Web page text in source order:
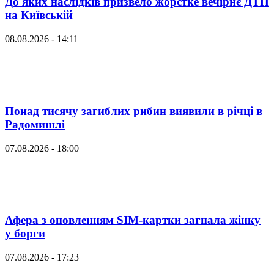
на Київській
08.08.2026 - 14:11
Понад тисячу загиблих рибин виявили в річці в
Радомишлі
07.08.2026 - 18:00
Афера з оновленням SIM-картки загнала жінку
у борги
07.08.2026 - 17:23